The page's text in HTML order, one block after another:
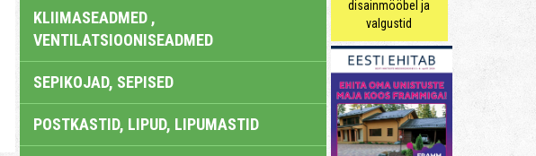
KLIIMASEADMED ,
VENTILATSIOONISEADMED
SEPIKOJAD, SEPISED
POSTKASTID, LIPUD, LIPUMASTID
disainmööbel ja
valgustid